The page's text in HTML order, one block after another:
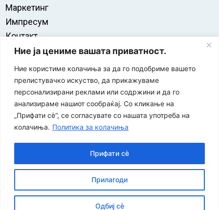
Ние ја цениме вашата приватност.
Ние користиме колачиња за да го подобриме вашето
прелистувачко искуство, да прикажуваме
персонализирани реклами или содржини и да го
анализираме нашиот сообраќај. Со кликање на
„Прифати сè“, се согласувате со нашата употреба на
колачиња. Политика за колачиња
Прилагоди
Одбиј сè
Прифати сè
Маркетинг
Импресум
Контакт
Правила на користење
за заштита на печатени медиуми
Економија и Бизнис Политика за приватност